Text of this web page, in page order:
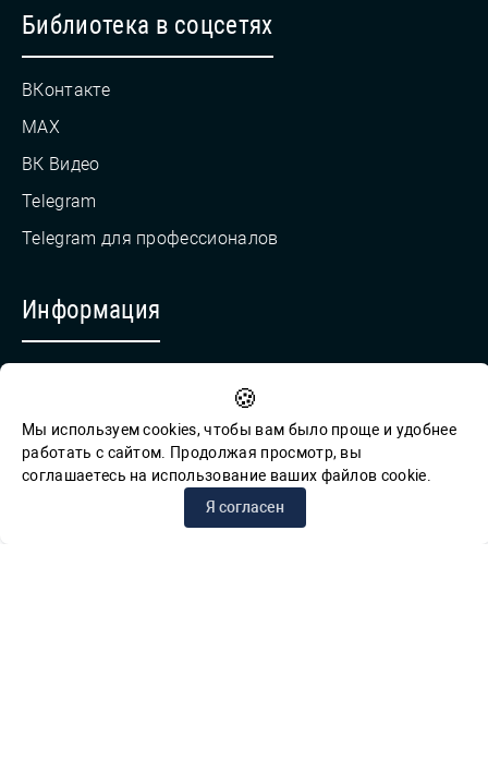
Библиотека в соцсетях
ВКонтакте
MAX
ВК Видео
Telegram
Telegram для профессионалов
Информация
Обратная связь для сообщений о фактах коррупции
© СПб ГБУК ГСЦБС, 2012-2026 гг.
🍪
Мы используем cookies, чтобы вам было проще и удобнее
работать с сайтом. Продолжая просмотр, вы
соглашаетесь на использование ваших файлов cookie.
Я согласен